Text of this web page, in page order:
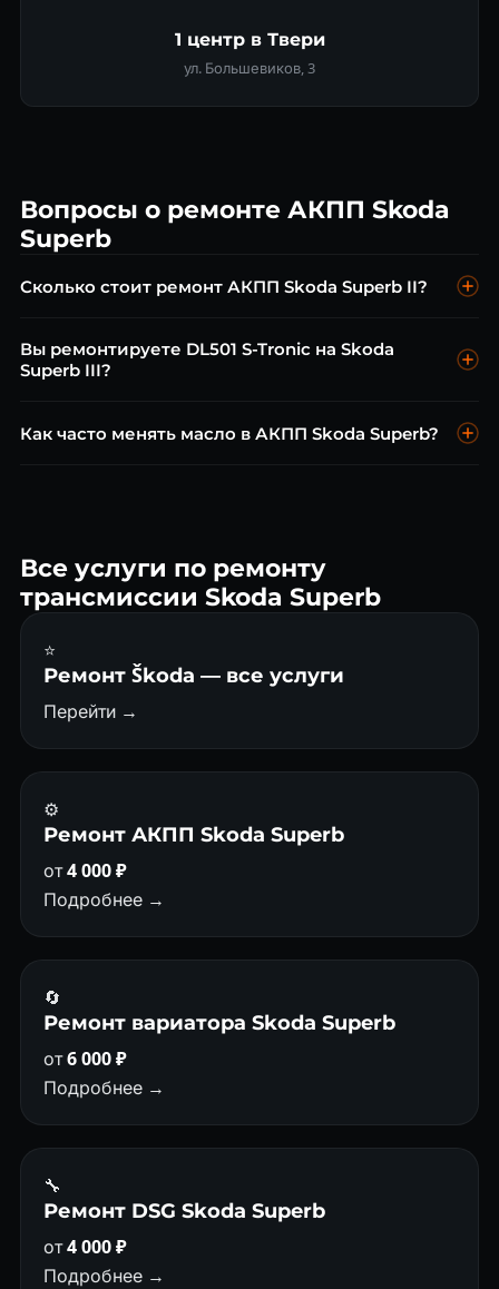
1 центр в Твери
ул. Большевиков, 3
Вопросы о ремонте АКПП Skoda
Superb
Сколько стоит ремонт АКПП Skoda Superb II?
ремонт гидроблока от 10 000 ₽, капитальный ремонт от 22
000 ₽.
Вы ремонтируете DL501 S-Tronic на Skoda
Superb III?
Audi/Skoda. Диагностика, мехатроник, сцепление — всё.
Как часто менять масло в АКПП Skoda Superb?
Все услуги по ремонту
трансмиссии Skoda Superb
⭐
Ремонт Škoda — все услуги
Перейти →
⚙️
Ремонт АКПП Skoda Superb
от4 000 ₽
Подробнее →
🔄
Ремонт вариатора Skoda Superb
от6 000 ₽
Подробнее →
🔧
Ремонт DSG Skoda Superb
от4 000 ₽
Подробнее →